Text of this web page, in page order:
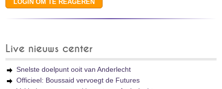
Live nieuws center
Snelste doelpunt ooit van Anderlecht
Officieel: Boussaid vervoegt de Futures